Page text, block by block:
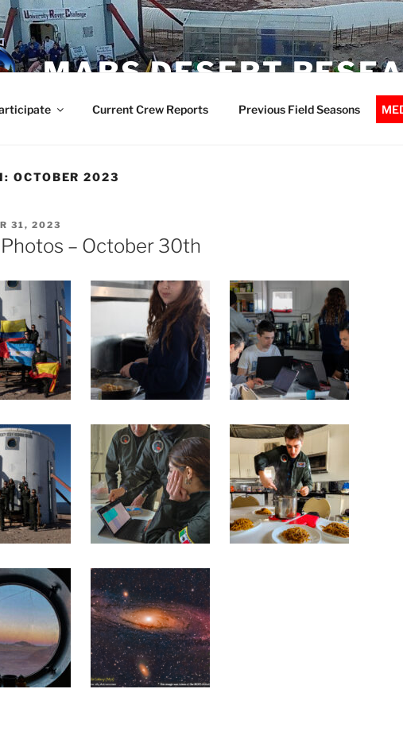
MARS DESERT
Current Crew Reports Previous Field Seasons
OCTOBER 2023
31, 2023
– October 30th